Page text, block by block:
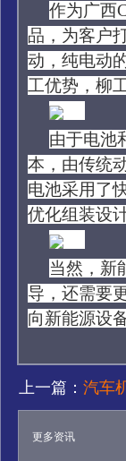
作为广西
品，为客户
动，纯电动
工优势，柳
由于电池
本，由传统
电池采用了
优化组装设
当然，新
导，还需要
向新能源设
上一篇： 汽车
更多资讯